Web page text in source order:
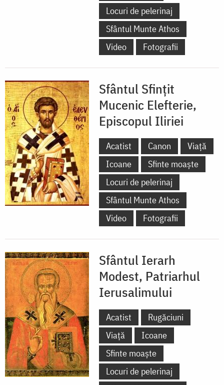
Locuri de pelerinaj
Sfântul Munte Athos
Video
Fotografii
Sfântul Sfințit
Mucenic Elefterie,
Episcopul Iliriei
Acatist Canon
Viață
Icoane
Sfinte moaște
Locuri de pelerinaj
Sfântul Munte Athos
Video
Fotografii
Sfântul Ierarh
Modest, Patriarhul
Ierusalimului
Acatist
Rugăciuni
Viață
Icoane
Sfinte moaște
Locuri de pelerinaj